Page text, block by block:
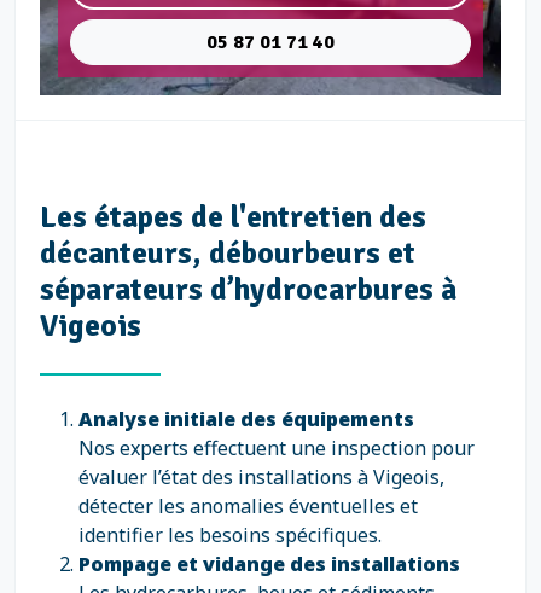
05 87 01 71 40
Les étapes de l'entretien des
décanteurs, débourbeurs et
séparateurs d’hydrocarbures à
Vigeois
Analyse initiale des équipements
Nos experts effectuent une inspection pour
évaluer l’état des installations à Vigeois,
détecter les anomalies éventuelles et
identifier les besoins spécifiques.
Pompage et vidange des installations